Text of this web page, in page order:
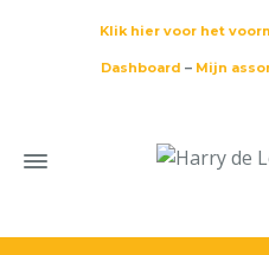
Klik hier voor het
Dashboard – Mijn